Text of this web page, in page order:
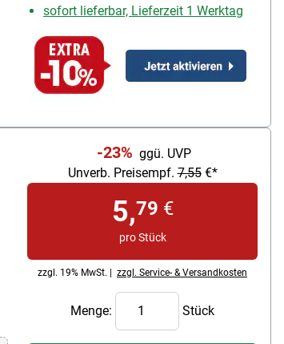
sofort lieferbar, Lieferzeit 1 Werktag
-23% ggü. UVP
Unverb. Preisempf.7,55€*
5,79 €
pro Stück
zzgl. 19% MwSt. | zzgl. Service- & Versandkosten
Menge: Stück